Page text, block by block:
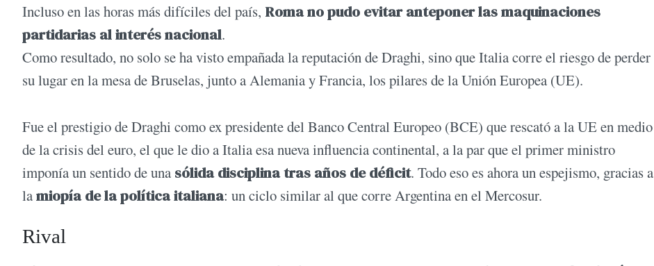
Incluso en las horas más difíciles del país, Roma no pudo evitar anteponer las maquinaciones
partidarias al interés nacional.
Como resultado, no solo se ha visto empañada la reputación de Draghi, sino que Italia corre el riesgo de perder
su lugar en la mesa de Bruselas, junto a Alemania y Francia, los pilares de la Unión Europea (UE).
Fue el prestigio de Draghi como ex presidente del Banco Central Europeo (BCE) que rescató a la UE en medio
de la crisis del euro, el que le dio a Italia esa nueva influencia continental, a la par que el primer ministro
imponía un sentido de una sólida disciplina tras años de déficit. Todo eso es ahora un espejismo, gracias a
lamiopía de la política italiana: un ciclo similar al que corre Argentina en el Mercosur.
Rival